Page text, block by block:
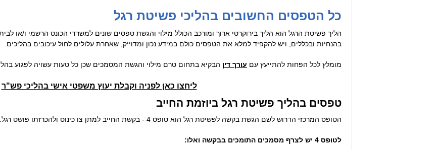
כל הטפסים החשובים בהליכי פשיטת רגל
הליך פשיטת הרגל הוא הליך בירוקרטי ארוך ומורכב הכולל מילוי והגשת טפסים שונים למשרדי הכונס הרשמי ו/או
בהנחיות ובכללים, ויש להקפיד למלא את הטפסים כולם במידע נכון ומדוייק, שאחרת עלולים לחול עיכובים בהליכים.
מומלץ לכל הפחות להתייעץ עם עורך דין הבקיא בתחום טרם מילוי והגשת המסמכים שכן כל טעות עשויה לפגוע
ליחצו כאן לפניה וקבלת יעוץ משפטי אישי בהליכי פש"ר
טפסים בהליך פשיטת רגל ביוזמת החייב
הטופס המרכזי הדרוש לשם הגשת בקשה לפשיטת רגל הוא טופס 4 - בקשת החייב למתן צו כינוס ולהכרזתו פושט רגל.
לטופס 4 יש לצרף מסמכים התומכים בבקשה ואלו: